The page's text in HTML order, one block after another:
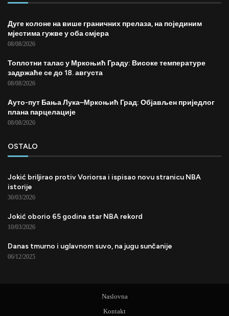
Дуге колоне на више граничних прелаза, на појединим
мјестима гужве у оба смјера
08/08/2026
Топлотни талас у Мркоњић Граду: Високе температуре
задржаће се до 18. августа
08/08/2026
Ауто-пут Бања Лука–Мркоњић Град: Објављен приједлог
плана парцелације
08/08/2026
OSTALO
Jokić briljirao protiv Voriorsa i ispisao novu stranicu NBA
istorije
30/03/2026
Jokić oborio 65 godina star NBA rekord
10/03/2026
Danas tmurno i uglavnom suvo, na jugu sunčanije
06/12/2025
Naslovna
Kontakt